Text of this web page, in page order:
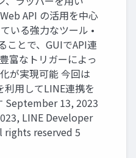
API の活用を中心
いる強力なツール •
ことで、GUIでAPI連
富なトリガーによっ
が実現可能 今回は
用してLINE連携を
September 13, 2023
LINE Developer
reserved 5